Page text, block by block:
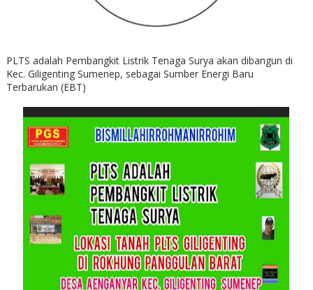
PLTS adalah Pembangkit Listrik Tenaga Surya akan dibangun di
Kec. Giligenting Sumenep, sebagai Sumber Energi Baru
Terbarukan (EBT)